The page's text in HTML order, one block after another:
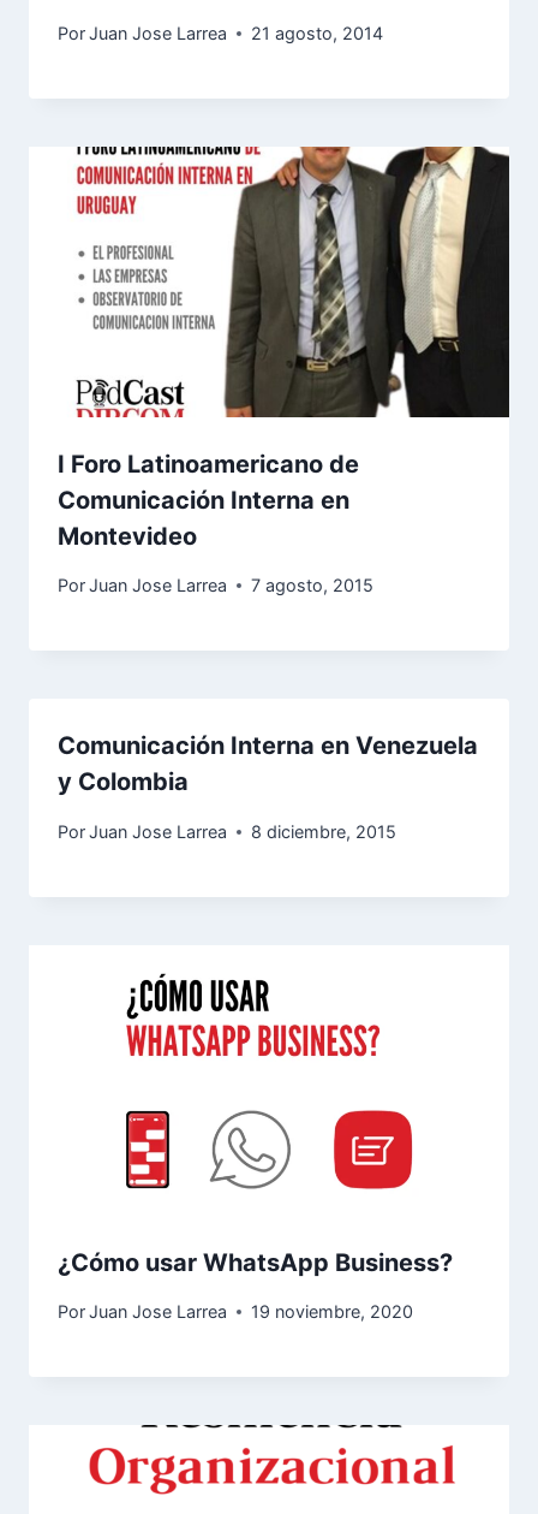
PorJuan Jose Larrea 21 agosto, 2014
I Foro Latinoamericano de
Comunicación Interna en
Montevideo
PorJuan Jose Larrea 7 agosto, 2015
Comunicación Interna en Venezuela
y Colombia
PorJuan Jose Larrea 8 diciembre, 2015
¿Cómo usar WhatsApp Business?
PorJuan Jose Larrea 19 noviembre, 2020